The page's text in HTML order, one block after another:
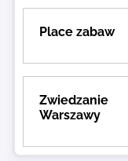
Place zabaw
Zwiedzanie
Warszawy